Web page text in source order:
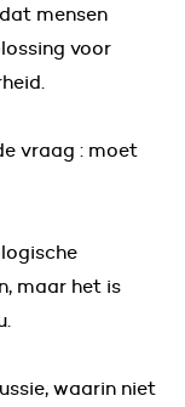
mensen
voor
vraag : moet
maar het is
waarin niet